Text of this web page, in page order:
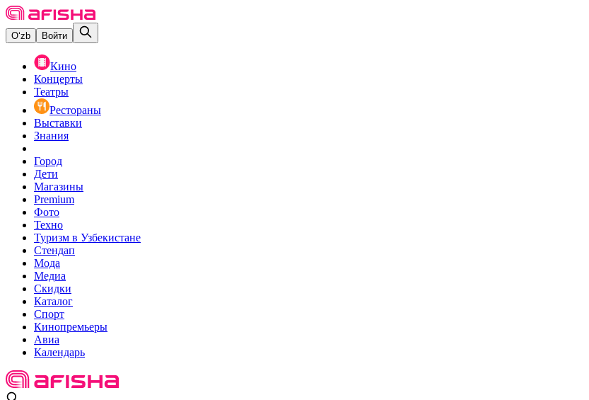
O‘zb Войти
Кино
Концерты
Театры
Рестораны
Выставки
Знания
Город
Дети
Магазины
Premium
Фото
Техно
Туризм в Узбекистане
Стендап
Мода
Медиа
Скидки
Каталог
Спорт
Кинопремьеры
Авиа
Календарь